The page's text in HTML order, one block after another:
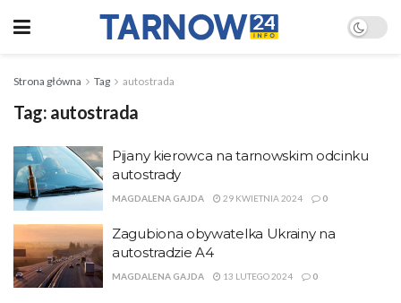
Strona główna Tag autostrada
Tag: autostrada
Pijany kierowca na tarnowskim odcinku
autostrady
MAGDALENA GAJDA 29 KWIETNIA 2024 0
Zagubiona obywatelka Ukrainy na
autostradzie A4
MAGDALENA GAJDA 13 LUTEGO 2024 0